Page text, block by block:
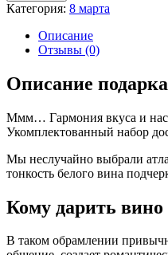
Категория: 8 марта
Описание
Отзывы (0)
Описание
Ммм… Гармония вкуса и
Укомплектованный набор
Мы неслучайно выбрали
тонкость белого вина
Кому дарить
В таком обрамлении